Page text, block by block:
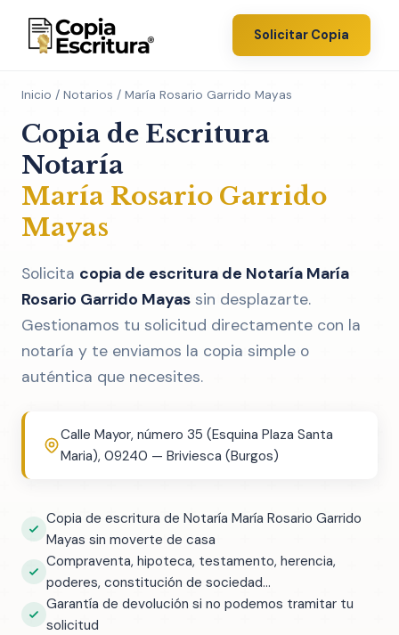
Solicitar Copia
Inicio / Notarios / María Rosario Garrido Mayas
Copia de Escritura
Notaría
María Rosario Garrido
Mayas
Solicita copia de escritura de Notaría María
Rosario Garrido Mayas sin desplazarte.
Gestionamos tu solicitud directamente con la
notaría y te enviamos la copia simple o
auténtica que necesites.
Calle Mayor, número 35 (Esquina Plaza Santa
Maria), 09240 — Briviesca (Burgos)
Copia de escritura de Notaría María Rosario Garrido
Mayas sin moverte de casa
Compraventa, hipoteca, testamento, herencia,
poderes, constitución de sociedad...
Garantía de devolución si no podemos tramitar tu
solicitud